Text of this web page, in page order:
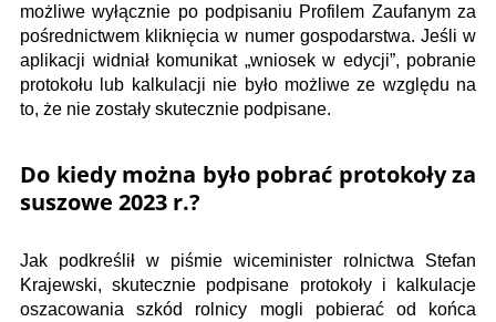
możliwe wyłącznie po podpisaniu Profilem Zaufanym za
pośrednictwem kliknięcia w numer gospodarstwa. Jeśli w
aplikacji widniał komunikat „wniosek w edycji”, pobranie
protokołu lub kalkulacji nie było możliwe ze względu na
to, że nie zostały skutecznie podpisane.
Do kiedy można było pobrać protokoły za
suszowe 2023 r.?
Jak podkreślił w piśmie wiceminister rolnictwa Stefan
Krajewski, skutecznie podpisane protokoły i kalkulacje
oszacowania szkód rolnicy mogli pobierać od końca